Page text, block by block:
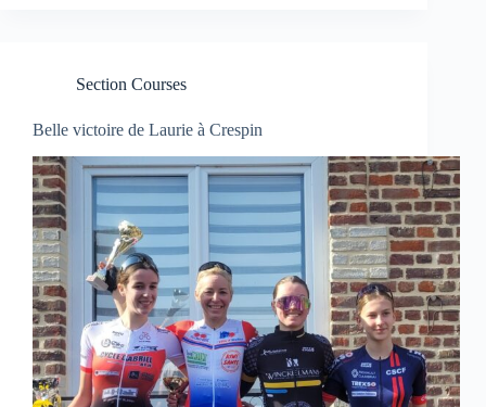
Section Courses
Belle victoire de Laurie à Crespin